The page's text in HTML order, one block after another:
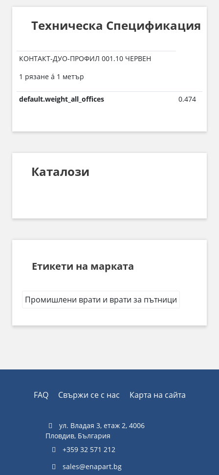
Техническа Спецификация
КОНТАКТ-ДУО-ПРОФИЛ 001.10 ЧЕРВЕН
1 рязане á 1 метър
default.weight_all_offices 0.474
Каталози
Етикети на марката
Промишлени врати и врати за пътници
FAQ Свържи се с нас Карта на сайта
ул. Владая 3, етаж 2, 4006
Пловдив, България
+359 32 571 212
sales@enapart.bg